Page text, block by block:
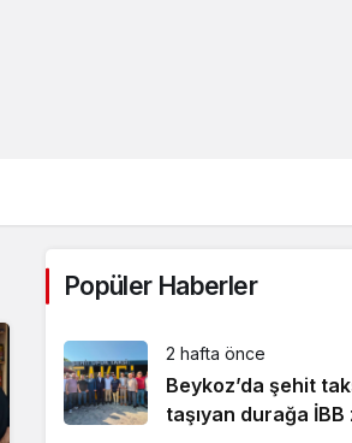
Popüler Haberler
2 hafta önce
Beykoz’da şehit
taşıyan durağa İBB